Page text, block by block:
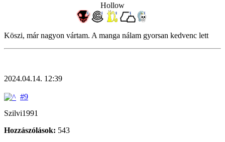
Hollow
Köszi, már nagyon vártam. A manga nálam gyorsan kedvenc lett
2024.04.14. 12:39
#9
Szilvi1991
Hozzászólások: 543